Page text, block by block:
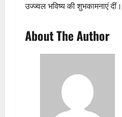
उज्ज्वल भविष्य की शुभकामनाएं दीं।
About The Author